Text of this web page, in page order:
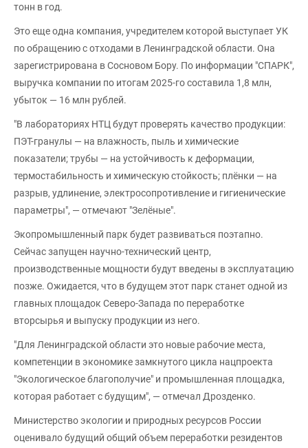
тонн в год.
Это еще одна компания, учредителем которой выступает УК
по обращению с отходами в Ленинградской области. Она
зарегистрирована в Сосновом Бору. По информации "СПАРК",
выручка компании по итогам 2025-го составила 1,8 млн,
убыток — 16 млн рублей.
"В лабораториях НТЦ будут проверять качество продукции:
ПЭТ-гранулы — на влажность, пыль и химические
показатели; трубы — на устойчивость к деформации,
термостабильность и химическую стойкость; плёнки — на
разрыв, удлинение, электросопротивление и гигиенические
параметры", — отмечают "Зелёные".
Экопромышленный парк будет развиваться поэтапно.
Сейчас запущен научно-технический центр,
производственные мощности будут введены в эксплуатацию
позже. Ожидается, что в будущем этот парк станет одной из
главных площадок Северо-Запада по переработке
вторсырья и выпуску продукции из него.
"Для Ленинградской области это новые рабочие места,
компетенции в экономике замкнутого цикла нацпроекта
"Экологическое благополучие" и промышленная площадка,
которая работает с будущим", — отмечал Дрозденко.
Министерство экологии и природных ресурсов России
оценивало будущий общий объем переработки резидентов